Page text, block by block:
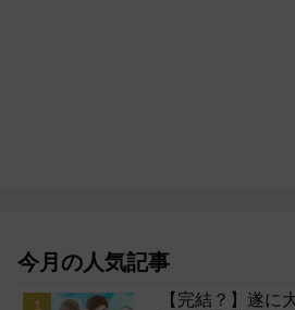
今月の人気記事
【完結？】遂に